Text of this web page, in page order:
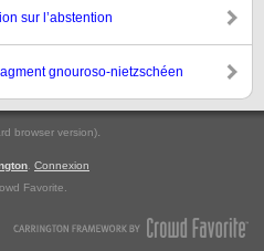
sur l’abstention
gnouroso-nietzschéen
browser version).
Connexion
Favorite.